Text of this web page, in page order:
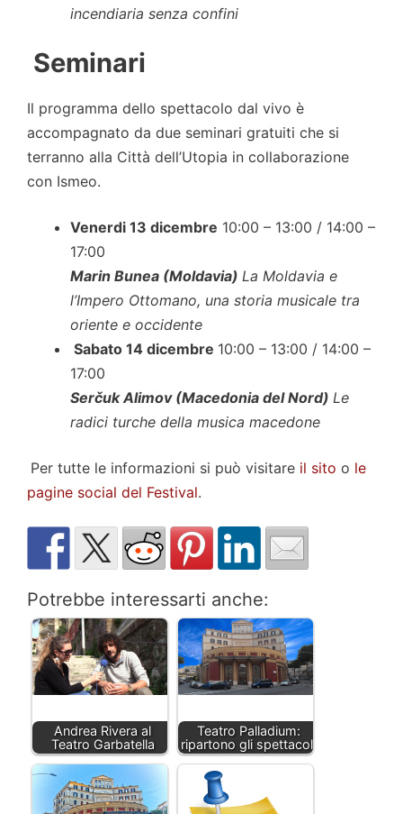
incendiaria senza confini
Seminari
Il programma dello spettacolo dal vivo è
accompagnato da due seminari gratuiti che si
terranno alla Città dell’Utopia in collaborazione
con Ismeo.
Venerdi 13 dicembre 10:00 – 13:00 / 14:00 –
17:00
Marin Bunea (Moldavia) La Moldavia e
l’Impero Ottomano, una storia musicale tra
oriente e occidente
Sabato 14 dicembre 10:00 – 13:00 / 14:00 –
17:00
Serčuk Alimov (Macedonia del Nord) Le
radici turche della musica macedone
Per tutte le informazioni si può visitare il sito o le
pagine social del Festival.
Potrebbe interessarti anche:
Andrea Rivera al
Teatro Garbatella
Teatro Palladium:
ripartono gli spettacoli